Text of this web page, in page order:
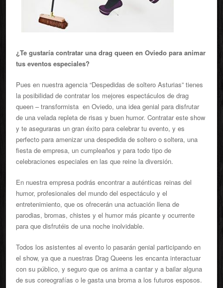
¿Te gustaría contratar una drag queen en Oviedo para animar
tus eventos especiales?
Pues en nuestra agencia “Despedidas de soltero Asturias” tienes
la posibilidad de contratar los mejores espectáculos de drag
queen – transformista en Oviedo, una idea genial para disfrutar
de una velada repleta de risas y buen humor. Contratar este show
y te aseguraras un gran éxito para celebrar tu evento, y es
perfecto para amenizar una despedida de soltero o soltera, una
fiesta de empresa, un cumpleaños y para todo tipo de
celebraciones especiales en las que reine la diversión.
En nuestra empresa podrás encontrar a auténticas reinas del
humor, profesionales del mundo del espectáculo y el
entretenimiento, que os ofrecerán una actuación llena de
parodias, bromas, chistes y el humor más picante y ocurrente
para que disfrutéis de una noche inolvidable.
Todos los asistentes al evento lo pasarán genial participando en
el show, ya que a nuestras Drag Queens les encanta interactuar
con su público, y seguro que os anima a cantar y a bailar alguna
de sus coreografías o le gasta una broma a los futuros esposos.